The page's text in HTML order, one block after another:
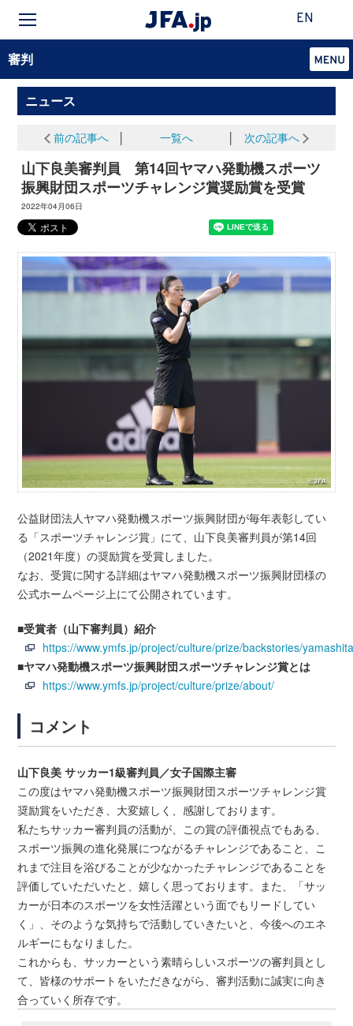
EN
審判
ニュース
前の記事へ 一覧へ 次の記事へ
山下良美審判員 第14回ヤマハ発動機スポーツ
振興財団スポーツチャレンジ賞奨励賞を受賞
2022年04月06日
公益財団法人ヤマハ発動機スポーツ振興財団が毎年表彰してい
る「スポーツチャレンジ賞」にて、山下良美審判員が第14回
（2021年度）の奨励賞を受賞しました。
なお、受賞に関する詳細はヤマハ発動機スポーツ振興財団様の
公式ホームページ上にて公開されています。
■受賞者（山下審判員）紹介
https://www.ymfs.jp/project/culture/prize/backstories/
■ヤマハ発動機スポーツ振興財団スポーツチャレンジ賞とは
https://www.ymfs.jp/project/culture/prize/about/
コメント
山下良美 サッカー1級審判員／女子国際主審
この度はヤマハ発動機スポーツ振興財団スポーツチャレンジ賞
奨励賞をいただき、大変嬉しく、感謝しております。
私たちサッカー審判員の活動が、この賞の評価視点でもある、
スポーツ振興の進化発展につながるチャレンジであること、こ
れまで注目を浴びることが少なかったチャレンジであることを
評価していただいたと、嬉しく思っております。また、「サッ
カーが日本のスポーツを女性活躍という面でもリードしてい
く」、そのような気持ちで活動していきたいと、今後へのエネ
ルギーにもなりました。
これからも、サッカーという素晴らしいスポーツの審判員とし
て、皆様のサポートをいただきながら、審判活動に誠実に向き
合っていく所存です。